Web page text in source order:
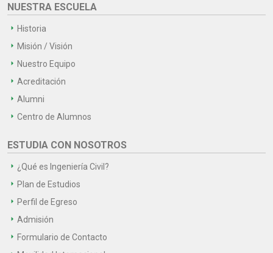
NUESTRA ESCUELA
Historia
Misión / Visión
Nuestro Equipo
Acreditación
Alumni
Centro de Alumnos
ESTUDIA CON NOSOTROS
¿Qué es Ingeniería Civil?
Plan de Estudios
Perfil de Egreso
Admisión
Formulario de Contacto